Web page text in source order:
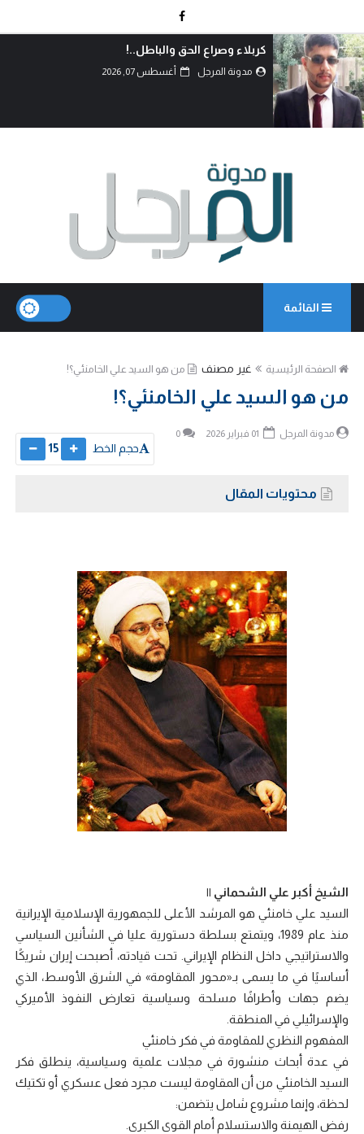
دماءُ أبنائنا ليست رخيصة..!
مدونة المرجل أغسطس 07, 2026
القائمة
الصفحة الرئيسية غير مصنف من هو السيد علي الخامنئي؟!
من هو السيد علي الخامنئي؟!
مدونة المرجل 0
حجم الخط 15
محتويات المقال
الشيخ أكبر علي الشحماني ||
السيد علي خامنئي هو المرشد الأعلى للجمهورية الإسلامية الإيرانية
منذ عام 1989، ويتمتع بسلطة دستورية عليا في الشأنين السياسي
والاستراتيجي داخل النظام الإيراني. تحت قيادته، أصبحت إيران شريكًا
أساسيًا في ما يسمى بـ«محور المقاومة» في الشرق الأوسط، الذي
يضم جهات وأطرافًا مسلحة وسياسية تعارض النفوذ الأميركي
والإسرائيلي في المنطقة.
المفهوم النظري للمقاومة في فكر خامنئي
في عدة أبحاث منشورة في مجلات علمية وسياسية، ينطلق فكر
السيد الخامنئي من أن المقاومة ليست مجرد فعل عسكري أو تكتيك
لحظة، وإنما مشروع شامل يتضمن:
رفض الهيمنة والاستسلام أمام القوى الكبرى.